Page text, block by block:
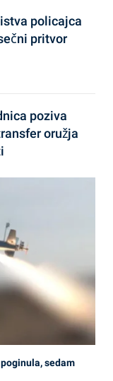
policajca
pritvor
poziva
oružja
sedam